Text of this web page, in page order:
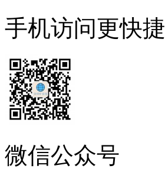
手机访问更快捷
微信公众号